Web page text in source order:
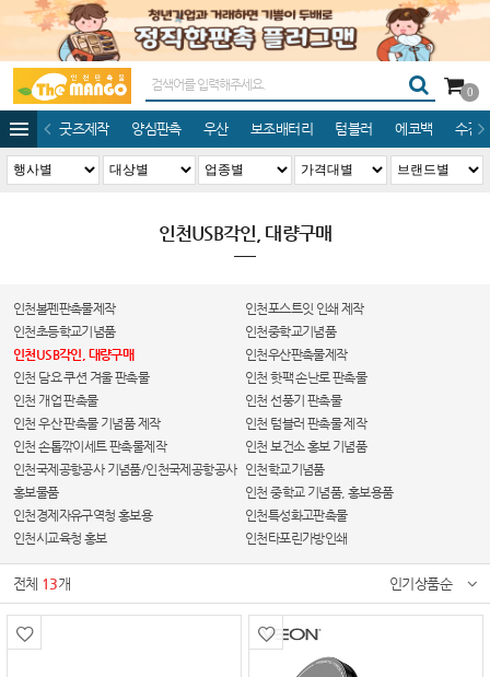
0
굿즈제작 양심판촉 우산 보조배터리 텀블러 에코백 수건/
인천USB각인, 대량구매
인천볼펜판촉물제작
인천포스트잇 인쇄 제작
인천초등학교기념품
인천중학교기념품
인천USB각인, 대량구매
인천우산판촉물제작
인천 담요 쿠션 겨울 판촉물
인천 핫팩 손난로 판촉물
인천 개업 판촉물
인천 선풍기 판촉물
인천 우산 판촉물 기념품 제작
인천 텀블러 판촉물 제작
인천 손톱깎이세트 판촉물제작
인천 보건소 홍보 기념품
인천국제공항공사 기념품/인천국제공항공사
홍보물품
인천학교기념품
인천 중학교 기념품, 홍보용품
인천경제자유구역청 홍보용
인천특성화고판촉물
인천시교육청 홍보
인천타포린가방인쇄
전체 13개 인기상품순